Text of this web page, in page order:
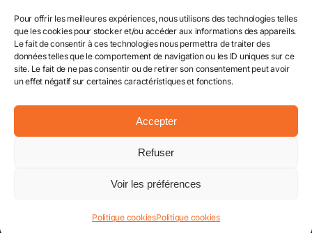
Pour offrir les meilleures expériences, nous utilisons des technologies telles
que les cookies pour stocker et/ou accéder aux informations des appareils.
Le fait de consentir à ces technologies nous permettra de traiter des
données telles que le comportement de navigation ou les ID uniques sur ce
site. Le fait de ne pas consentir ou de retirer son consentement peut avoir
un effet négatif sur certaines caractéristiques et fonctions.
Accepter
Refuser
Voir les préférences
Politique cookiesPolitique cookies
Escape Game Réserver
Politique cookies
© 2024 - 2026 • TimeXperience - Tous droits réservés - Design